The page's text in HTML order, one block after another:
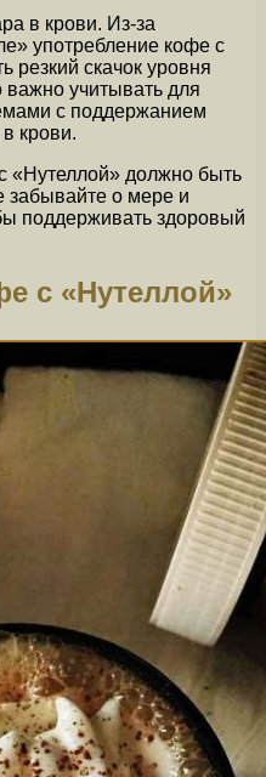
в крови. Из-за
употребление кофе с
резкий скачок уровня
важно учитывать для
с поддержанием
крови.
«Нутеллой» должно быть
о мере и
поддерживать здоровый
с «Нутеллой»